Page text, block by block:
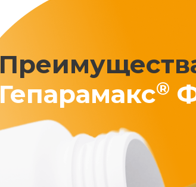
Гепарамакс®